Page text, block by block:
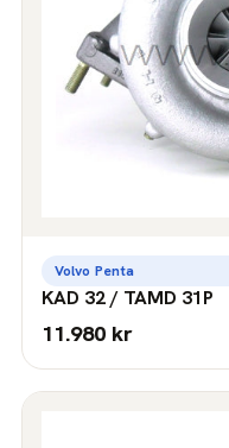
Volvo Penta
KAD 32 / TAMD 31P
11.980 kr